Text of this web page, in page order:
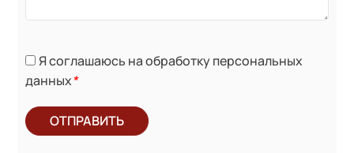
Я соглашаюсь на обработку персональных
данных*
ОТПРАВИТЬ